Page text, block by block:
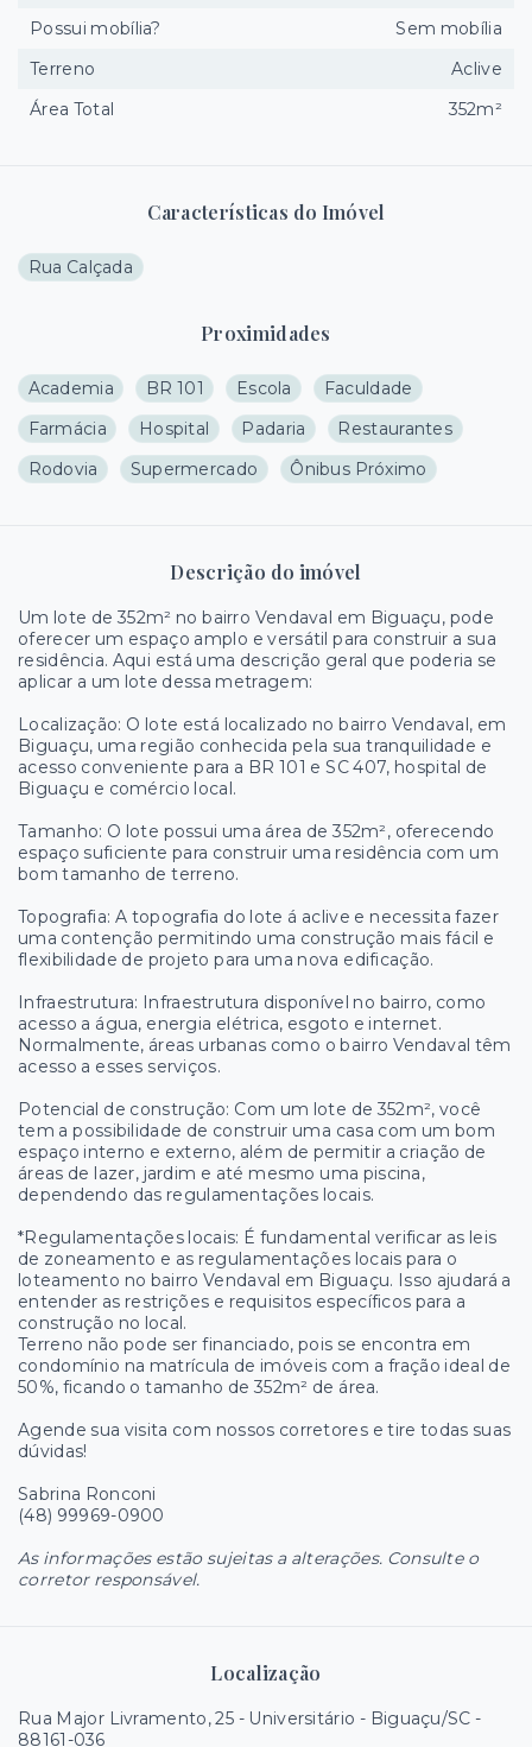
Características do Imóvel
Rua Calçada
Proximidades
Academia BR 101 Escola
Faculdade
Farmácia
Hospital Padaria
Restaurantes
Rodovia
Supermercado Ônibus Próximo
Descrição do imóvel
Um lote de 352m² no bairro Vendaval em Biguaçu, pode
oferecer um espaço amplo e versátil para construir a sua
residência. Aqui está uma descrição geral que poderia se
aplicar a um lote dessa metragem:
Localização: O lote está localizado no bairro Vendaval, em
Biguaçu, uma região conhecida pela sua tranquilidade e
acesso conveniente para a BR 101 e SC 407, hospital de
Biguaçu e comércio local.
Tamanho: O lote possui uma área de 352m², oferecendo
espaço suficiente para construir uma residência com um
bom tamanho de terreno.
Topografia: A topografia do lote á aclive e necessita fazer
uma contenção permitindo uma construção mais fácil e
flexibilidade de projeto para uma nova edificação.
Infraestrutura: Infraestrutura disponível no bairro, como
acesso a água, energia elétrica, esgoto e internet.
Normalmente, áreas urbanas como o bairro Vendaval têm
acesso a esses serviços.
Potencial de construção: Com um lote de 352m², você
tem a possibilidade de construir uma casa com um bom
espaço interno e externo, além de permitir a criação de
áreas de lazer, jardim e até mesmo uma piscina,
dependendo das regulamentações locais.
*Regulamentações locais: É fundamental verificar as leis
de zoneamento e as regulamentações locais para o
loteamento no bairro Vendaval em Biguaçu. Isso ajudará a
entender as restrições e requisitos específicos para a
construção no local.
Terreno não pode ser financiado, pois se encontra em
condomínio na matrícula de imóveis com a fração ideal de
50%, ficando o tamanho de 352m² de área.
Agende sua visita com nossos corretores e tire todas suas
dúvidas!
Sabrina Ronconi
(48) 99969-0900
As informações estão sujeitas a alterações. Consulte o
corretor responsável.
Localização
Rua Major Livramento, 25 - Universitário - Biguaçu/SC -
88161-036
Possui mobília?
Sem mobília
Terreno
Aclive
Área Total
352m²